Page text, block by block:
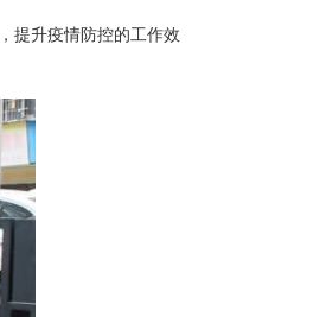
提升疫情防控的工作效